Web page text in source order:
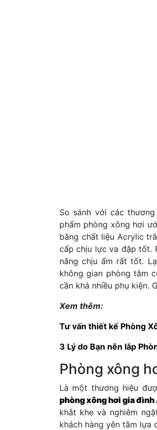
So sánh với các
phẩm phòng xông hơi
bằng chất liệu Acrylic
cấp chịu lực va đập tốt.
năng chịu ẩm rất tốt.
không gian phòng tắm
cần khá nhiều phụ kiện.
Xem thêm:
Tư vấn thiết kế Phòng
3 Lý do Bạn nên lắp
Phòng xông
Là một thương hiệu
phòng xông hơi gia
khắt khe và nghiêm
khách hàng yên tâm lựa